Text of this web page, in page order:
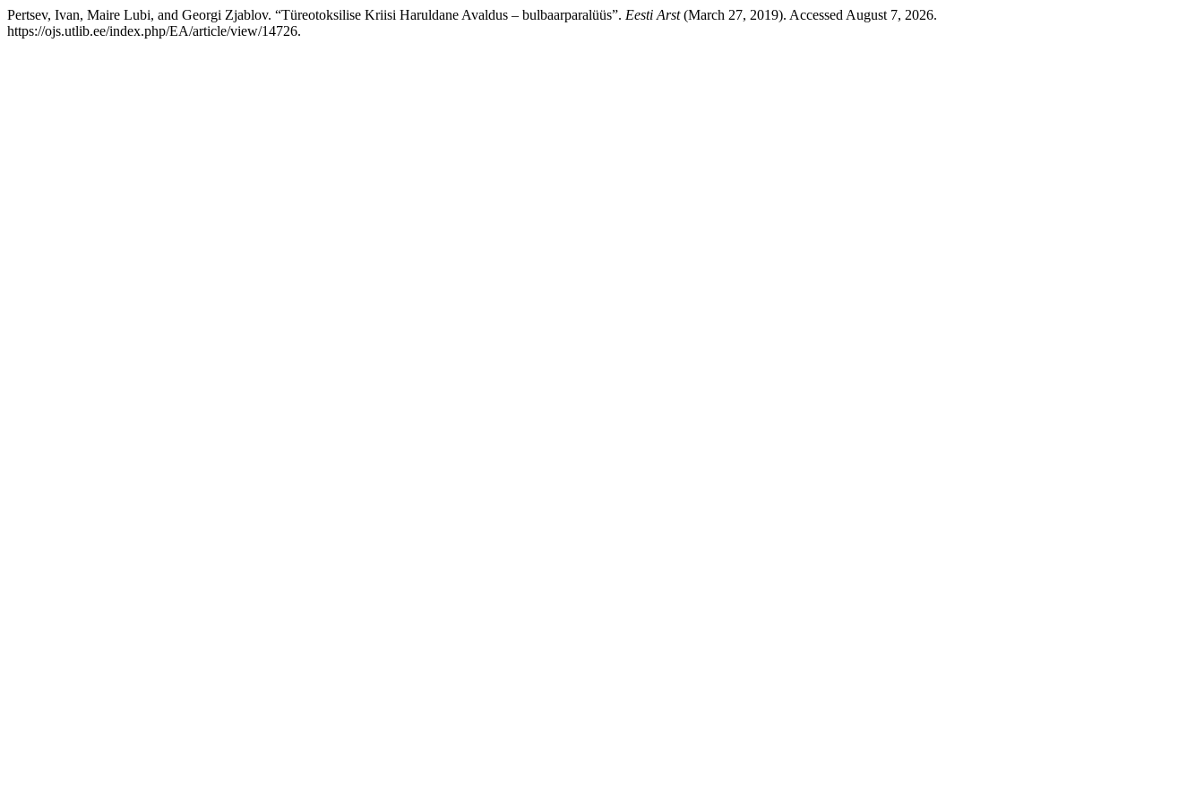
Pertsev, Ivan, Maire Lubi, and Georgi Zjablov. “Türeotoksilise Kriisi Haruldane Avaldus – bulbaarparalüüs”. Eesti Arst(March 27, 2019). Accessed August 7, 2026.
https://ojs.utlib.ee/index.php/EA/article/view/14726.